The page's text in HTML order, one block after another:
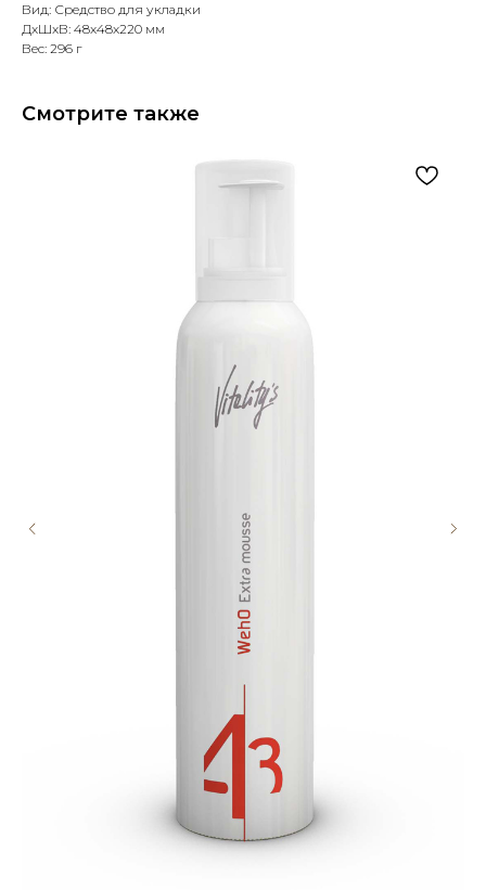
Вид: Средство для укладки
ДxШxВ: 48x48x220 мм
Вес: 296 г
Смотрите также